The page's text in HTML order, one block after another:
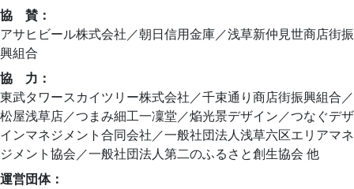
協 賛：
アサヒビール株式会社／朝日信用金庫／浅草新仲見世商店街振
興組合
協 力：
東武タワースカイツリー株式会社／千束通り商店街振興組合／
松屋浅草店／つまみ細工一凜堂／焔光景デザイン／つなぐデザ
インマネジメント合同会社／一般社団法人浅草六区エリアマネ
ジメント協会／一般社団法人第二のふるさと創生協会 他
運営団体：